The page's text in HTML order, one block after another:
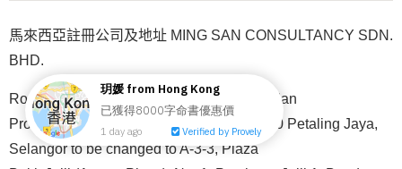
馬來西亞註冊公司及地址 MING SAN CONSULTANCY SDN.
BHD.
Room J26, The Square, Jaya One 72A, Jalan
Prof Diraja Ungku Aziz, Seksyen 13, 46200 Petaling Jaya,
Selangor to be changed to A-3-3, Plaza